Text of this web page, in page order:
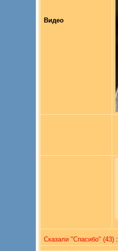
Видео
Сказали "Cпасибо" (43) :